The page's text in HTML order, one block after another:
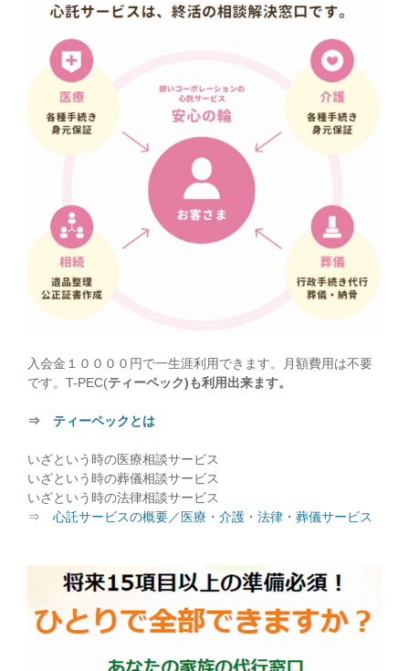
入会金１００００円で一生涯利用できます。月額費用は不要
です。T-PEC(ティーペック)も利用出来ます。
⇒ ティーペックとは
いざという時の医療相談サービス
いざという時の葬儀相談サービス
いざという時の法律相談サービス
⇒ 心託サービスの概要／医療・介護・法律・葬儀サービス